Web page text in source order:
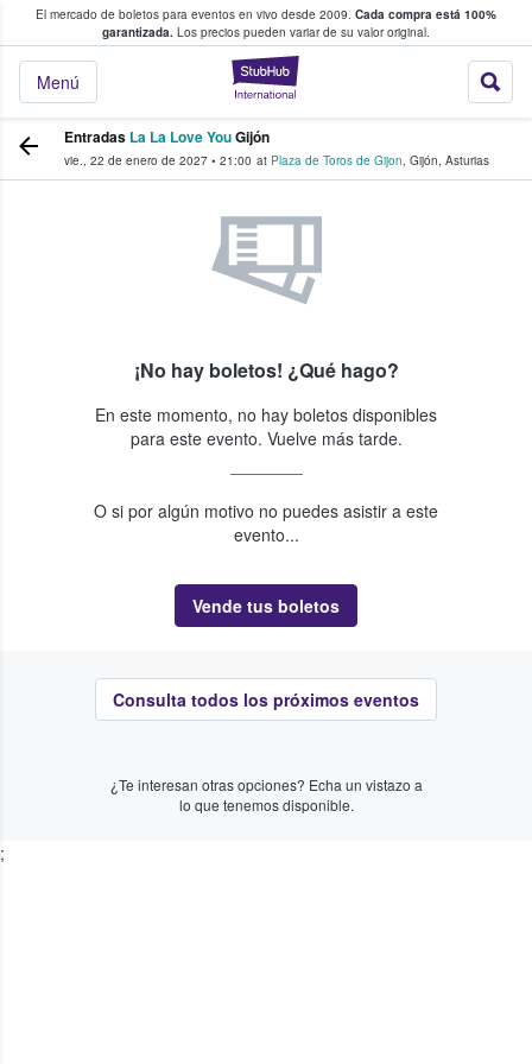
El mercado de boletos para eventos en vivo desde 2009. Cada compra está 100%
garantizada. Los precios pueden variar de su valor original.
StubHub: donde
Menú
fans compran y venden boletos
Entradas La La Love YouGijón
vie., 22 de enero de 2027 • 21:00 at Plaza de Toros de Gijon, Gijón, Asturias
¡No hay boletos! ¿Qué hago?
En este momento, no hay boletos disponibles
para este evento. Vuelve más tarde.
O si por algún motivo no puedes asistir a este
evento...
Vende tus boletos
Consulta todos los próximos eventos
¿Te interesan otras opciones? Echa un vistazo a
lo que tenemos disponible.
;